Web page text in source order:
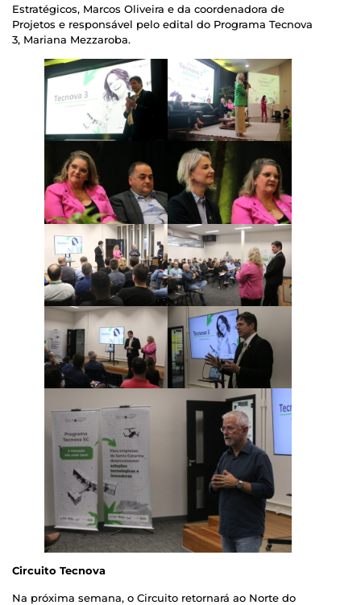
Estratégicos, Marcos Oliveira e da coordenadora de
Projetos e responsável pelo edital do Programa Tecnova
3, Mariana Mezzaroba.
Circuito Tecnova
Na próxima semana, o Circuito retornará ao Norte do